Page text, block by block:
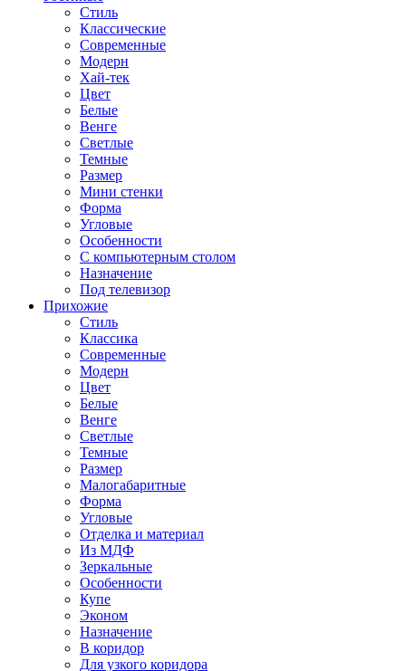
Стиль
Классические
Современные
Модерн
Хай-тек
Цвет
Белые
Венге
Светлые
Темные
Размер
Мини стенки
Форма
Угловые
Особенности
С компьютерным столом
Назначение
Под телевизор
Прихожие
Стиль
Классика
Современные
Модерн
Цвет
Белые
Венге
Светлые
Темные
Размер
Малогабаритные
Форма
Угловые
Отделка и материал
Из МДФ
Зеркальные
Особенности
Купе
Эконом
Назначение
В коридор
Для узкого коридора